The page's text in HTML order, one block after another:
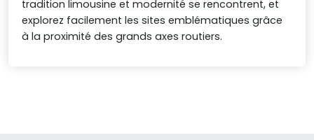
tradition limousine et modernité se rencontrent, et
explorez facilement les sites emblématiques grâce
à la proximité des grands axes routiers.